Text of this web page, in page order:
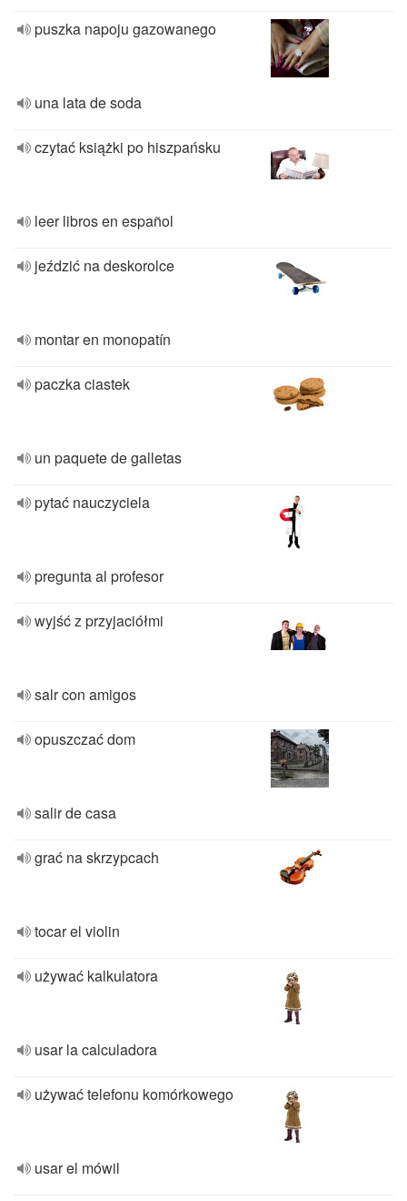
puszka napoju gazowanego
una lata de soda
czytać książki po hiszpańsku
leer libros en español
jeździć na deskorolce
montar en monopatín
paczka ciastek
un paquete de galletas
pytać nauczyciela
pregunta al profesor
wyjść z przyjaciółmi
salr con amigos
opuszczać dom
salir de casa
grać na skrzypcach
tocar el violin
używać kalkulatora
usar la calculadora
używać telefonu komórkowego
usar el mówil